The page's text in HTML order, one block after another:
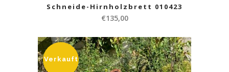
Schneide-Hirnholzbrett 010423
€135,00
Verkauft